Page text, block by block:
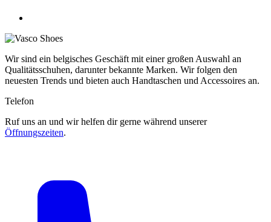
Wir sind ein belgisches Geschäft mit einer großen Auswahl an
Qualitätsschuhen, darunter bekannte Marken. Wir folgen den
neuesten Trends und bieten auch Handtaschen und Accessoires an.
Telefon
Ruf uns an und wir helfen dir gerne während unserer
Öffnungszeiten.